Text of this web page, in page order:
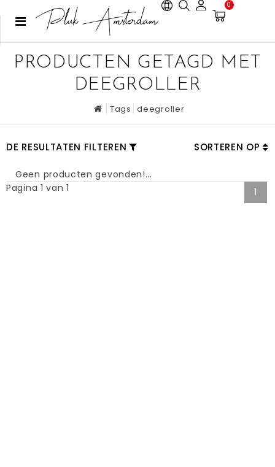
0
PRODUCTEN GETAGD MET
DEEGROLLER
Tags deegroller
DE RESULTATEN FILTEREN SORTEREN OP
Geen producten gevonden!...
Pagina 1 van 1
1